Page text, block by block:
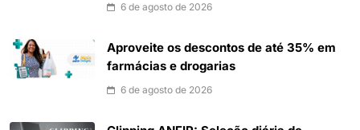
6 de agosto de 2026
Aproveite os descontos de até 35% em
farmácias e drogarias
6 de agosto de 2026